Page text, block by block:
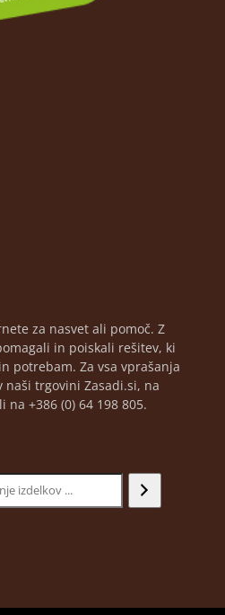
za nasvet ali pomoč. Z
in poiskali rešitev, ki
potrebam. Za vsa vprašanja
naši trgovini Zasadi.si, na
na +386 (0) 64 198 805.